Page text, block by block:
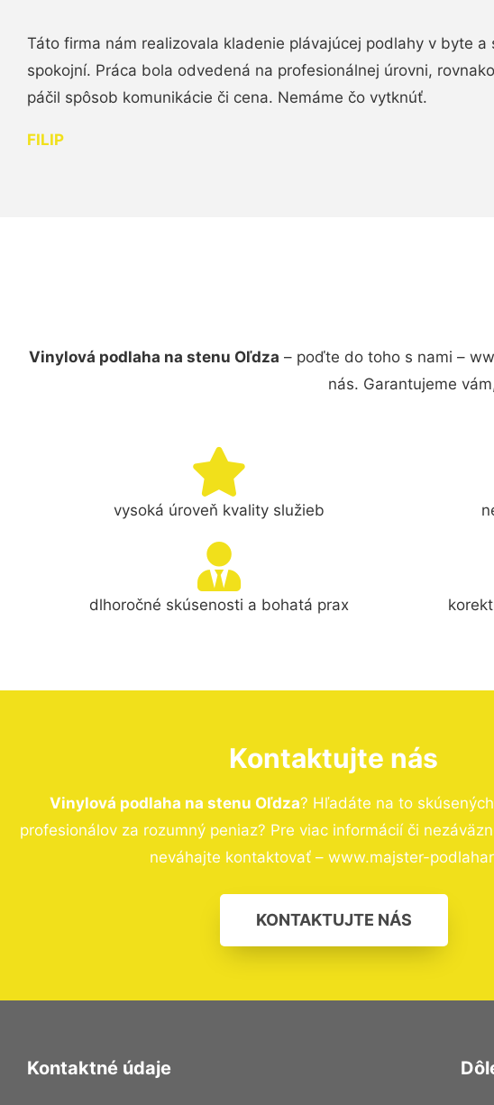
Táto firma nám realizovala kladenie plávajúcej podlahy v byte a
spokojní. Práca bola odvedená na profesionálnej úrovni,
páčil spôsob komunikácie či cena. Nemáme čo vytknúť.
FILIP
Vinylová podlaha na stenu Oľdza – poďte do toho s nami –
nás. Garantujeme
vysoká úroveň kvality služieb
dlhoročné skúsenosti a bohatá prax
Kontaktujte nás
Vinylová podlaha na stenu Oľdza? Hľadáte na to
profesionálov za rozumný peniaz? Pre viac informácií či
neváhajte kontaktovať – www.majster-
KONTAKTUJTE NÁS
Kontaktné údaje